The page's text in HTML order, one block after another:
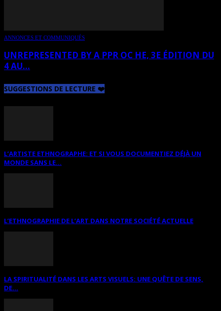
ANNONCES ET COMMUNIQUÉS
UNREPRESENTED BY A PPR OC HE, 3E ÉDITION DU
4 AU...
SUGGESTIONS DE LECTURE ❤️
L’ARTISTE ETHNOGRAPHE: ET SI VOUS DOCUMENTIEZ DÉJÀ UN
MONDE SANS LE...
L’ETHNOGRAPHIE DE L’ART DANS NOTRE SOCIÉTÉ ACTUELLE
LA SPIRITUALITÉ DANS LES ARTS VISUELS: UNE QUÊTE DE SENS,
DE...